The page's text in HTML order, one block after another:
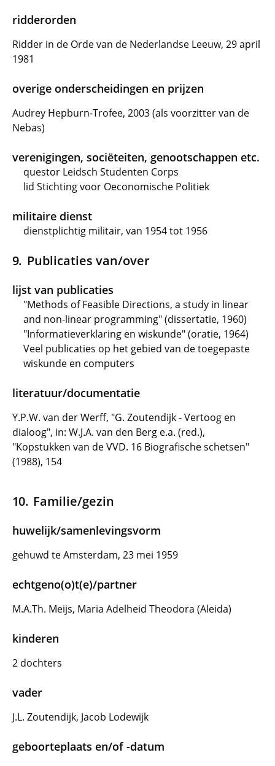
ridderorden
Ridder in de Orde van de Nederlandse Leeuw, 29 april
1981
overige onderscheidingen en prijzen
Audrey Hepburn-Trofee, 2003 (als voorzitter van de
Nebas)
verenigingen, sociëteiten, genootschappen etc.
questor Leidsch Studenten Corps
lid Stichting voor Oeconomische Politiek
militaire dienst
dienstplichtig militair, van 1954 tot 1956
Publicaties van/over
lijst van publicaties
"Methods of Feasible Directions, a study in linear
and non-linear programming" (dissertatie, 1960)
"Informatieverklaring en wiskunde" (oratie, 1964)
Veel publicaties op het gebied van de toegepaste
wiskunde en computers
literatuur/documentatie
Y.P.W. van der Werff, "G. Zoutendijk - Vertoog en
dialoog", in: W.J.A. van den Berg e.a. (red.),
"Kopstukken van de VVD. 16 Biografische schetsen"
(1988), 154
Familie/gezin
huwelijk/samenlevingsvorm
gehuwd te Amsterdam, 23 mei 1959
echtgeno(o)t(e)/partner
M.A.Th. Meijs, Maria Adelheid Theodora (Aleida)
kinderen
2 dochters
vader
J.L. Zoutendijk, Jacob Lodewijk
geboorteplaats en/of -datum